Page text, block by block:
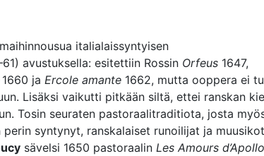
italialaissyntyisen
avustuksella: esitettiin Rossin Orfeus 1647,
1660 ja Ercole amante 1662, mutta ooppera ei
Lisäksi vaikutti pitkään siltä, ettei ranskan
Tosin seuraten pastoraalitraditiota, josta
syntynyt, ranskalaiset runoilijat ja
sävelsi 1650 pastoraalin Les Amours